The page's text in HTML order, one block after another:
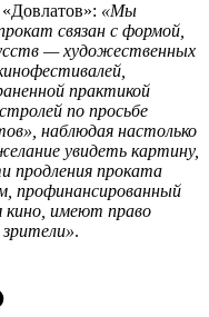
«Мы
связан с формой,
— художественных
практикой
по просьбе
наблюдая настолько
увидеть картину,
продления проката
профинансированный
имеют право
.